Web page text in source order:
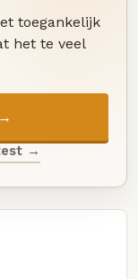
toegankelijk
het te veel
→